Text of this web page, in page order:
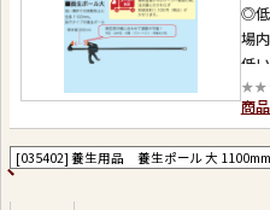
わせで強
◎コンパ
◎安価品
ても購入
◎低
場
低
長
※北
商